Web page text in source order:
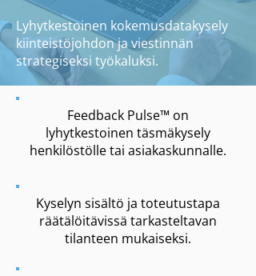
Lyhytkestoinen kokemusdatakysely
kiinteistöjohdon ja viestinnän
strategiseksi työkaluksi.
Feedback Pulse™ on
lyhytkestoinen täsmäkysely
henkilöstölle tai asiakaskunnalle.
Kyselyn sisältö ja toteutustapa
räätälöitävissä tarkasteltavan
tilanteen mukaiseksi.